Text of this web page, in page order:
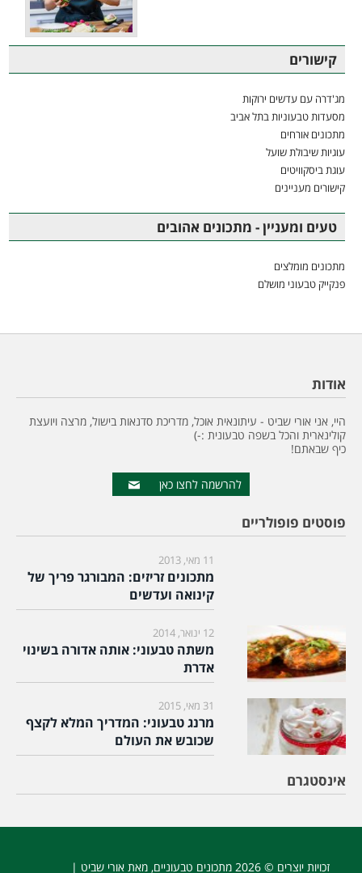
קישורים
מג'דרה עם עדשים ירוקות
מסעדות טבעוניות בתל אביב
מתכונים אורחים
עוגיות שיבולת שועל
עוגת ביסקוויטים
קישורים מעניינים
טעים ומעניין - מתכונים אהובים
מתכונים מומלצים
פנקייק טבעוני מושלם
אודות
היי, אני אורי שביט - עיתונאית אוכל, מדריכת סדנאות בישול, מרצה ויועצת
קולינארית והכל בשפה טבעונית :-)
כיף שבאתם!
להרשמה לחצו כאן
פוסטים פופולריים
11 מאי, 2013
מתכונים זריזים: המבורגר פריך של
קינואה ועדשים
12 ינואר, 2014
משתה טבעוני: אותה אדורה בשינוי
אדרת
31 מאי, 2015
מרנג טבעוני: המדריך המלא לקצף
שכובש את העולם
אינסטגרם
זכויות יוצרים © 2026 מתכונים טבעוניים, מאת אורי שביט |